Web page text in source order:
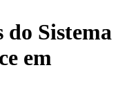
do Sistema
em